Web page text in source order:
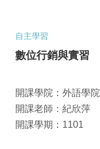
自主學習
數位行銷與實習
開課學院：外語學院
開課老師：紀欣萍
開課學期：1101